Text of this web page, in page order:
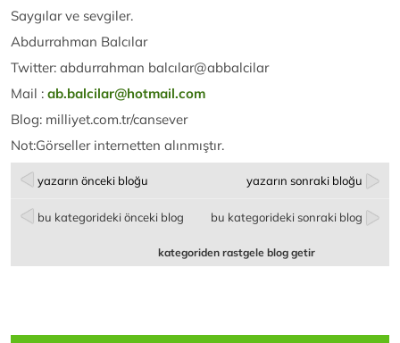
Saygılar ve sevgiler.
Abdurrahman Balcılar
Twitter: abdurrahman balcılar@abbalcilar
Mail : ab.balcilar@hotmail.com
Blog: milliyet.com.tr/cansever
Not:Görseller internetten alınmıştır.
yazarın önceki bloğu yazarın sonraki bloğu
bu kategorideki önceki blog bu kategorideki sonraki blog
kategoriden rastgele blog getir